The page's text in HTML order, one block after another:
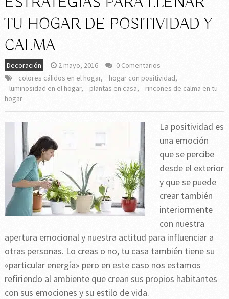
TU HOGAR DE POSITIVIDAD Y
CALMA
Decoración 2 mayo, 2016
0 Comentarios
colores cálidos en el hogar, hogar con positividad,
luminosidad en el hogar, plantas en casa,
rincones de calma en tu
hogar
La positividad es
una emoción
que se percibe
desde el exterior
y que se puede
crear también
interiormente
con nuestra
apertura emocional y nuestra actitud para influenciar a
otras personas. Lo creas o no, tu casa también tiene su
«particular energía» pero en este caso nos estamos
refiriendo al ambiente que crean sus propios habitantes
con sus emociones y su estilo de vida.